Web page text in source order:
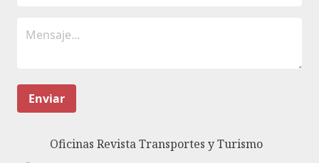
Enviar
Oficinas Revista Transportes y Turismo